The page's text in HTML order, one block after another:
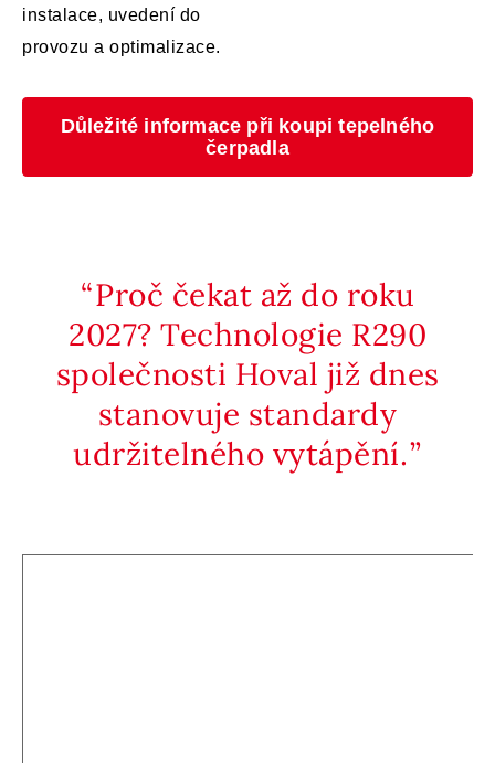
instalace, uvedení do
provozu a optimalizace.
Důležité informace při koupi tepelného
čerpadla
Proč čekat až do roku
2027? Technologie R290
společnosti Hoval již dnes
stanovuje standardy
udržitelného vytápění.